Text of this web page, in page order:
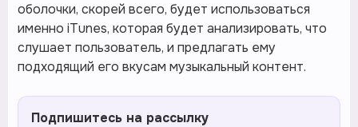
оболочки, скорей всего, будет использоваться
именно iTunes, которая будет анализировать, что
слушает пользователь, и предлагать ему
подходящий его вкусам музыкальный контент.
Подпишитесь на рассылку